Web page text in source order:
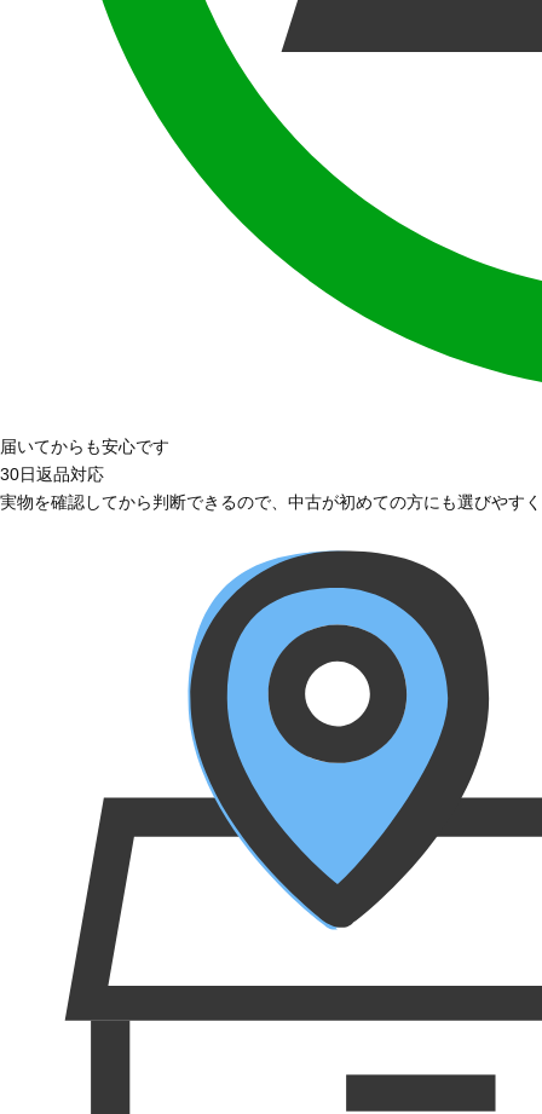
届いてからも安心です
30日返品対応
実物を確認してから判断できるので、中古が初めての方にも選びやす